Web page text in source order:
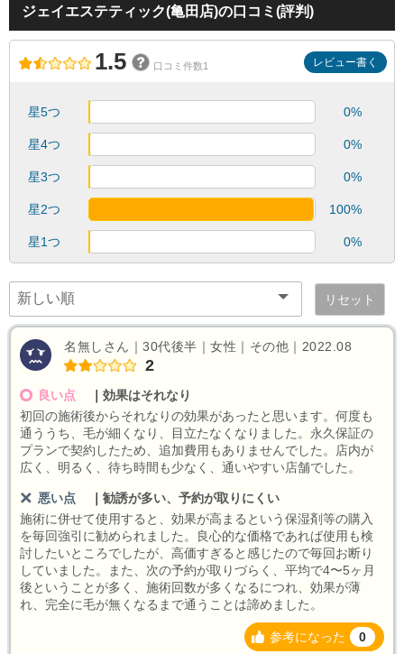
ジェイエステティック(亀田店)の口コミ(評判)
1.5 口コミ件数1 レビュー書く
星5つ 0%
星4つ 0%
星3つ 0%
星2つ 100%
星1つ 0%
リセット
名無しさん｜30代後半｜女性｜その他｜2022.08
2
良い点
効果はそれなり
初回の施術後からそれなりの効果があったと思います。何度も
通ううち、毛が細くなり、目立たなくなりました。永久保証の
プランで契約したため、追加費用もありませんでした。店内が
広く、明るく、待ち時間も少なく、通いやすい店舗でした。
悪い点
勧誘が多い、予約が取りにくい
施術に併せて使用すると、効果が高まるという保湿剤等の購入
を毎回強引に勧められました。良心的な価格であれば使用も検
討したいところでしたが、高価すぎると感じたので毎回お断り
していました。また、次の予約が取りづらく、平均で4〜5ヶ月
後ということが多く、施術回数が多くなるにつれ、効果が薄
れ、完全に毛が無くなるまで通うことは諦めました。
参考になった 0